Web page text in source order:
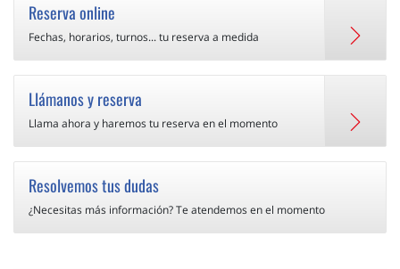
Reserva online
Fechas, horarios, turnos... tu reserva a medida
Llámanos y reserva
Llama ahora y haremos tu reserva en el momento
Resolvemos tus dudas
¿Necesitas más información? Te atendemos en el momento